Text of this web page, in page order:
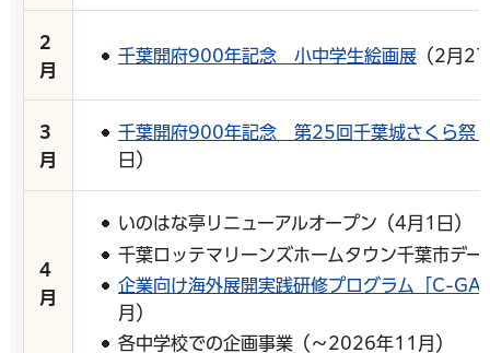
2
月
千葉開府900年記念 小中学生絵画展 （2月
3
月
千葉開府900年記念 第25回千葉城さくら祭
日）
4
月
いのはな亭リニューアルオープン（4月1日）
千葉ロッテマリーンズホームタウン千葉市デ
企業向け海外展開実践研修プログラム「C-
月）
各中学校での企画事業（～2026年11月）